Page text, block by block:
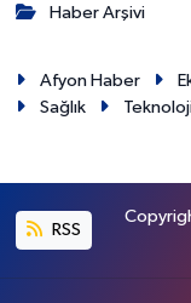
Haber Arşivi
Afyon Haber
Sağlık
RSS